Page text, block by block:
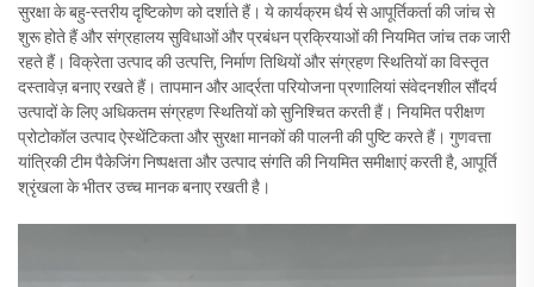
सुरक्षा के बहु-स्तरीय दृष्टिकोण को दर्शाते हैं। ये कार्यक्रम धैर्य से आपूर्तिकर्ता की जांच से
शुरू होते हैं और संग्रहालय सुविधाओं और प्रबंधन प्रक्रियाओं की नियमित जांच तक जारी
रहते हैं। विक्रेता उत्पाद की उत्पत्ति, निर्माण तिथियों और संग्रहण स्थितियों का विस्तृत
दस्तावेज़ बनाए रखते हैं। तापमान और आर्द्रता परियोजना प्रणालियां संवेदनशील सौंदर्य
उत्पादों के लिए अधिकतम संग्रहण स्थितियों को सुनिश्चित करती हैं। नियमित परीक्षण
प्रोटोकॉल उत्पाद ऐस्थेंटिकता और सुरक्षा मानकों की पालनी की पुष्टि करते हैं। गुणवत्ता
यांत्रिकी टीम पैकेजिंग निष्पक्षता और उत्पाद संगति की नियमित समीक्षाएं करती है, आपूर्ति
श्रृंखला के भीतर उच्च मानक बनाए रखती है।